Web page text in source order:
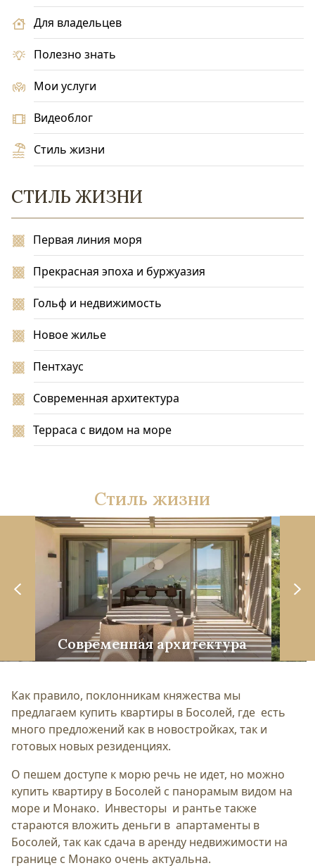
Для владельцев
Полезно знать
Мои услуги
Видеоблог
Стиль жизни
СТИЛЬ ЖИЗНИ
Первая линия моря
Прекрасная эпоха и буржуазия
Гольф и недвижимость
Новое жилье
Пентхаус
Современная архитектура
Терраса с видом на море
Стиль жизни
Современная архитектура
Как правило, поклонникам княжества мы
предлагаем купить квартиры в Босолей, где есть
много предложений как в новостройках, так и
готовых новых резиденциях.
О пешем доступе к морю речь не идет, но можно
купить квартиру в Босолей с панорамым видом на
море и Монако. Инвесторы и рантье также
стараются вложить деньги в апартаменты в
Босолей, так как сдача в аренду недвижимости на
границе с Монако очень актуальна.